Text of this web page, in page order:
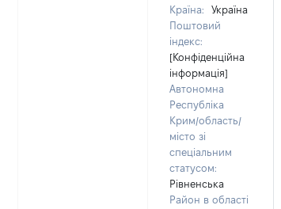
Країна:
Україна
Поштовий
індекс:
[Конфіденційна
інформація]
Автономна
Республіка
Крим/область/
місто зі
спеціальним
статусом:
Рівненська
Район в області